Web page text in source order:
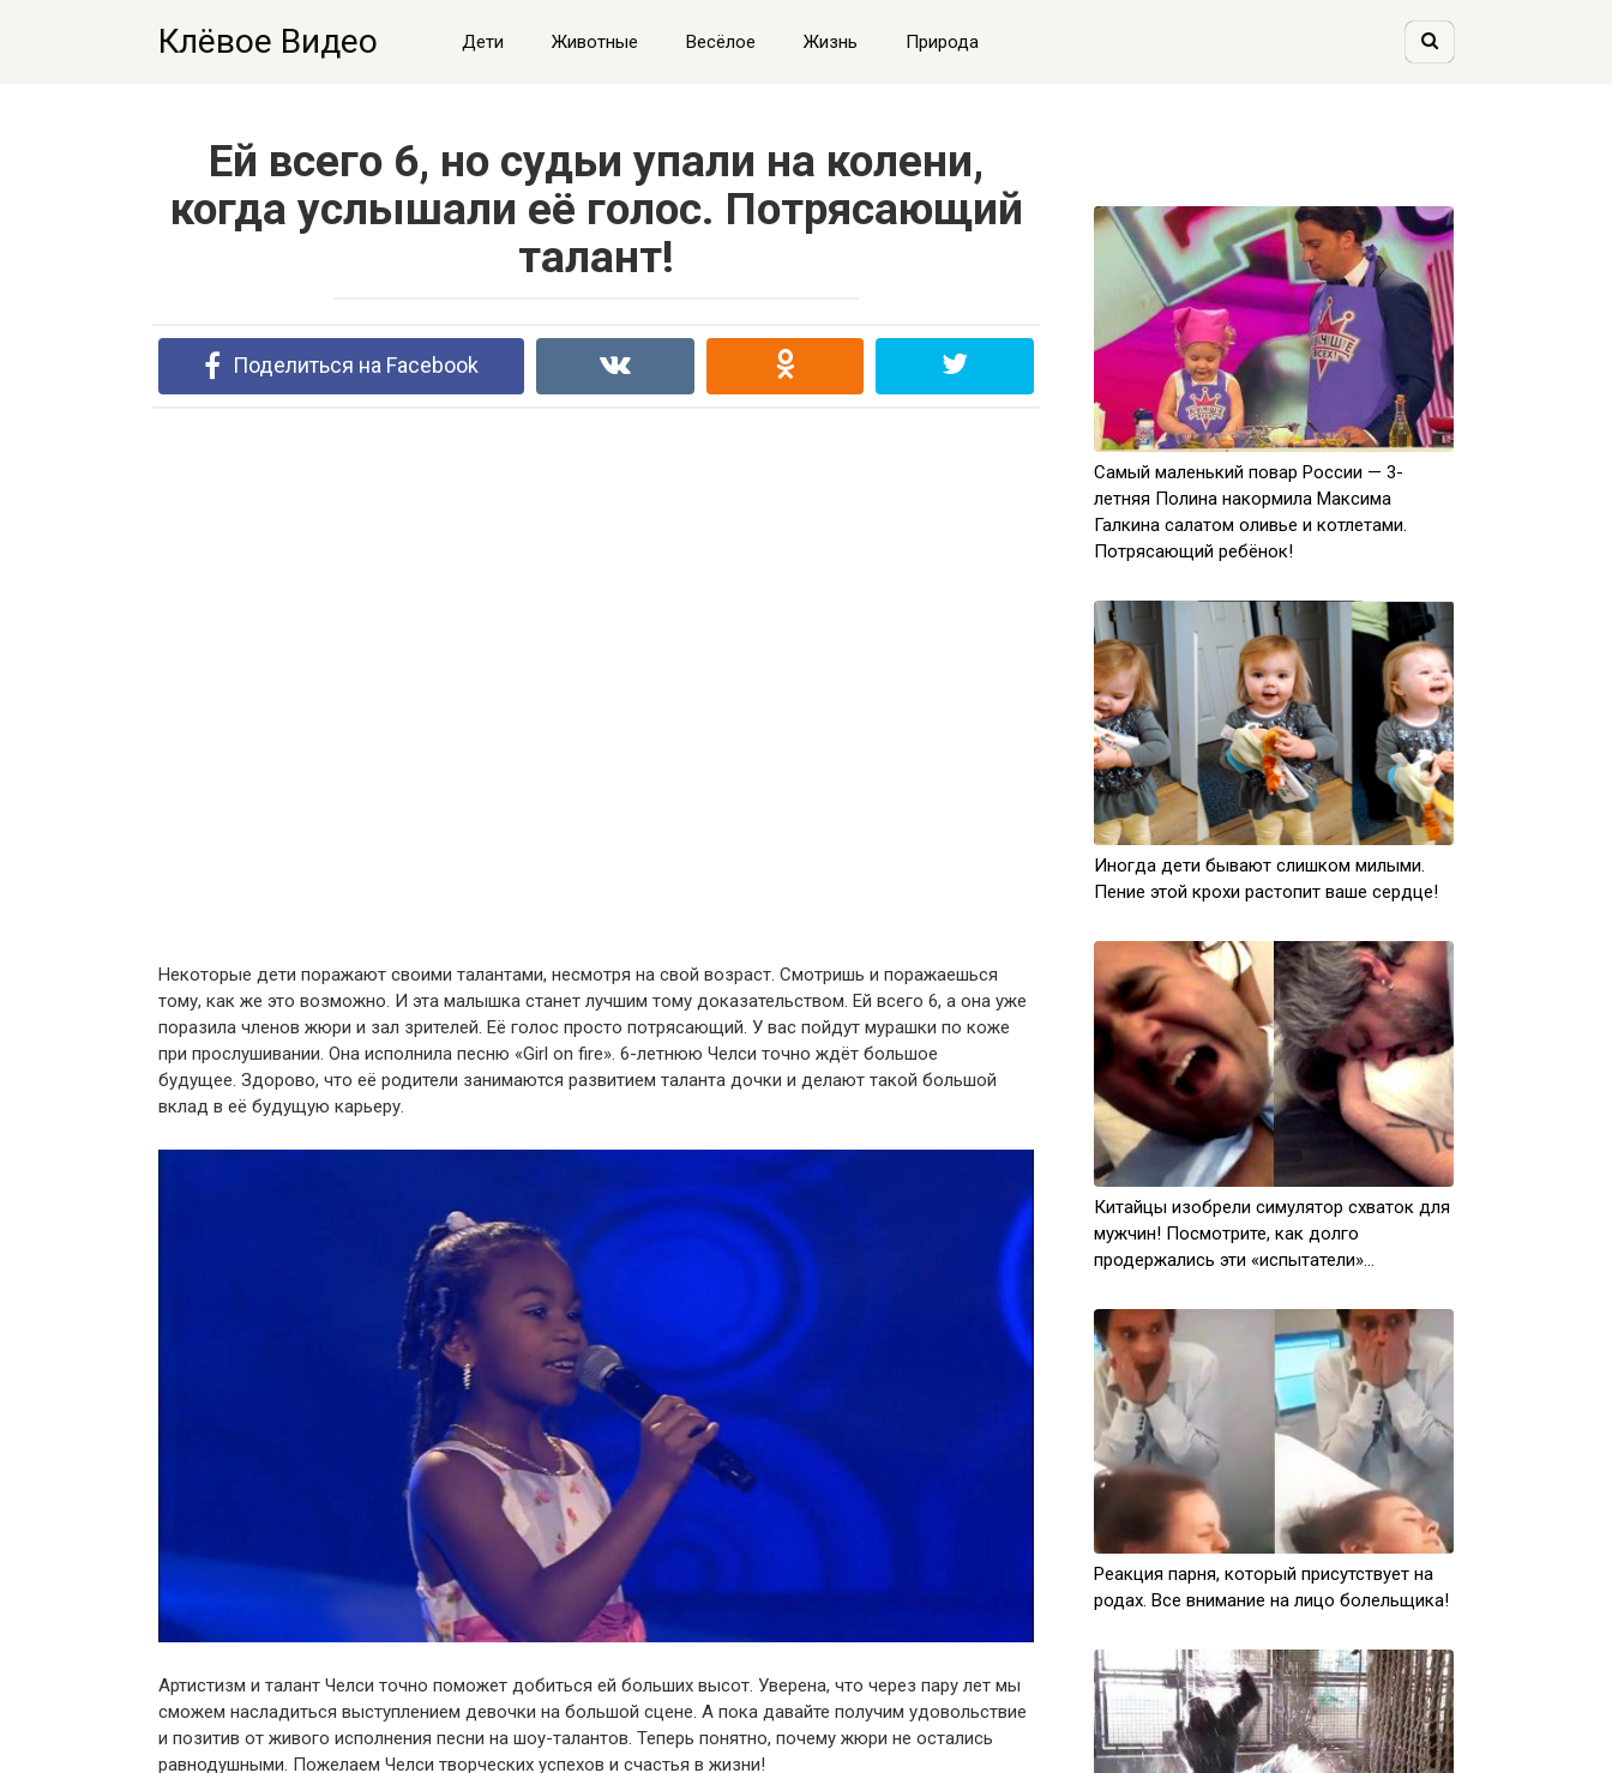
Клёвое Видео Дети Животные Весёлое Жизнь Природа
Ей всего 6, но судьи упали на колени,
когда услышали её голос. Потрясающий
талант!
Поделиться на Facebook
Некоторые дети поражают своими талантами, несмотря на свой возраст. Смотришь и поражаешься
тому, как же это возможно. И эта малышка станет лучшим тому доказательством. Ей всего 6, а она уже
поразила членов жюри и зал зрителей. Её голос просто потрясающий. У вас пойдут мурашки по коже
при прослушивании. Она исполнила песню «Girl on fire». 6-летнюю Челси точно ждёт большое
будущее. Здорово, что её родители занимаются развитием таланта дочки и делают такой большой
вклад в её будущую карьеру.
Артистизм и талант Челси точно поможет добиться ей больших высот. Уверена, что через пару лет мы
сможем насладиться выступлением девочки на большой сцене. А пока давайте получим удовольствие
и позитив от живого исполнения песни на шоу-талантов. Теперь понятно, почему жюри не остались
равнодушными. Пожелаем Челси творческих успехов и счастья в жизни!
Самый маленький повар России — 3-
летняя Полина накормила Максима
Галкина салатом оливье и котлетами.
Потрясающий ребёнок!
Иногда дети бывают слишком милыми.
Пение этой крохи растопит ваше сердце!
Китайцы изобрели симулятор схваток для
мужчин! Посмотрите, как долго
продержались эти «испытатели»…
Реакция парня, который присутствует на
родах. Все внимание на лицо болельщика!